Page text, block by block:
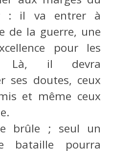
: il va entrer à
de la guerre, une
pour les
Là, il devra
ses doutes, ceux
et même ceux
brûle ; seul un
bataille pourra